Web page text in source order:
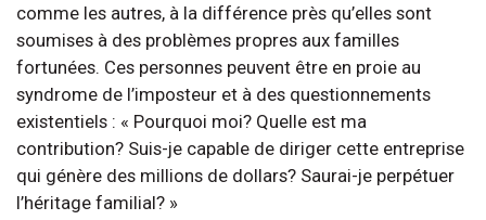
comme les autres, à la différence près qu’elles sont
soumises à des problèmes propres aux familles
fortunées. Ces personnes peuvent être en proie au
syndrome de l’imposteur et à des questionnements
existentiels : « Pourquoi moi? Quelle est ma
contribution? Suis-je capable de diriger cette entreprise
qui génère des millions de dollars? Saurai-je perpétuer
l’héritage familial? »